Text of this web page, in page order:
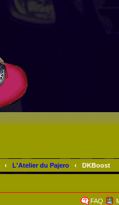
‹ L'Atelier du Pajero ‹ DKBoost
FAQ